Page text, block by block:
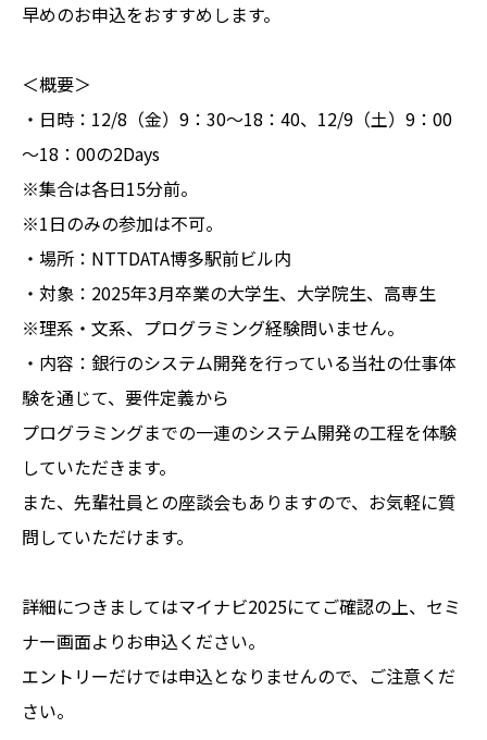
早めのお申込をおすすめします。
＜概要＞
・日時：12/8（金）9：30～18：40、12/9（土）9：00
～18：00の2Days
※集合は各日15分前。
※1日のみの参加は不可。
・場所：NTTDATA博多駅前ビル内
・対象：2025年3月卒業の大学生、大学院生、高専生
※理系・文系、プログラミング経験問いません。
・内容：銀行のシステム開発を行っている当社の仕事体
験を通じて、要件定義から
プログラミングまでの一連のシステム開発の工程を体験
していただきます。
また、先輩社員との座談会もありますので、お気軽に質
問していただけます。
詳細につきましてはマイナビ2025にてご確認の上、セミ
ナー画面よりお申込ください。
エントリーだけでは申込となりませんので、ご注意くだ
さい。